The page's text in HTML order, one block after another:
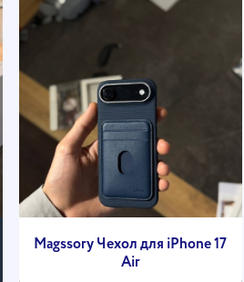
Magssory Чехол для iPhone 17
Air